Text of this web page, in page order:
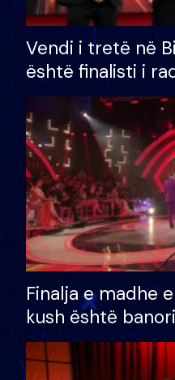
Vendi i tretë në
është finalisti i
Finalja e madhe
kush është
shtëpinë dhe
të fituar çmimin